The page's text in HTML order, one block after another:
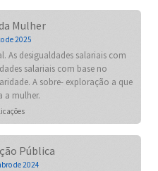
Mulher
de 2025
As desigualdades salariais com
salariais com base no
A sobre- exploração a que
a mulher.
Pública
de 2024